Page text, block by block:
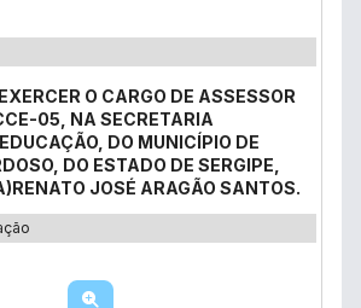
O CARGO DE ASSESSOR
05, NA SECRETARIA
DO MUNICÍPIO DE
DO ESTADO DE SERGIPE,
JOSÉ ARAGÃO SANTOS.